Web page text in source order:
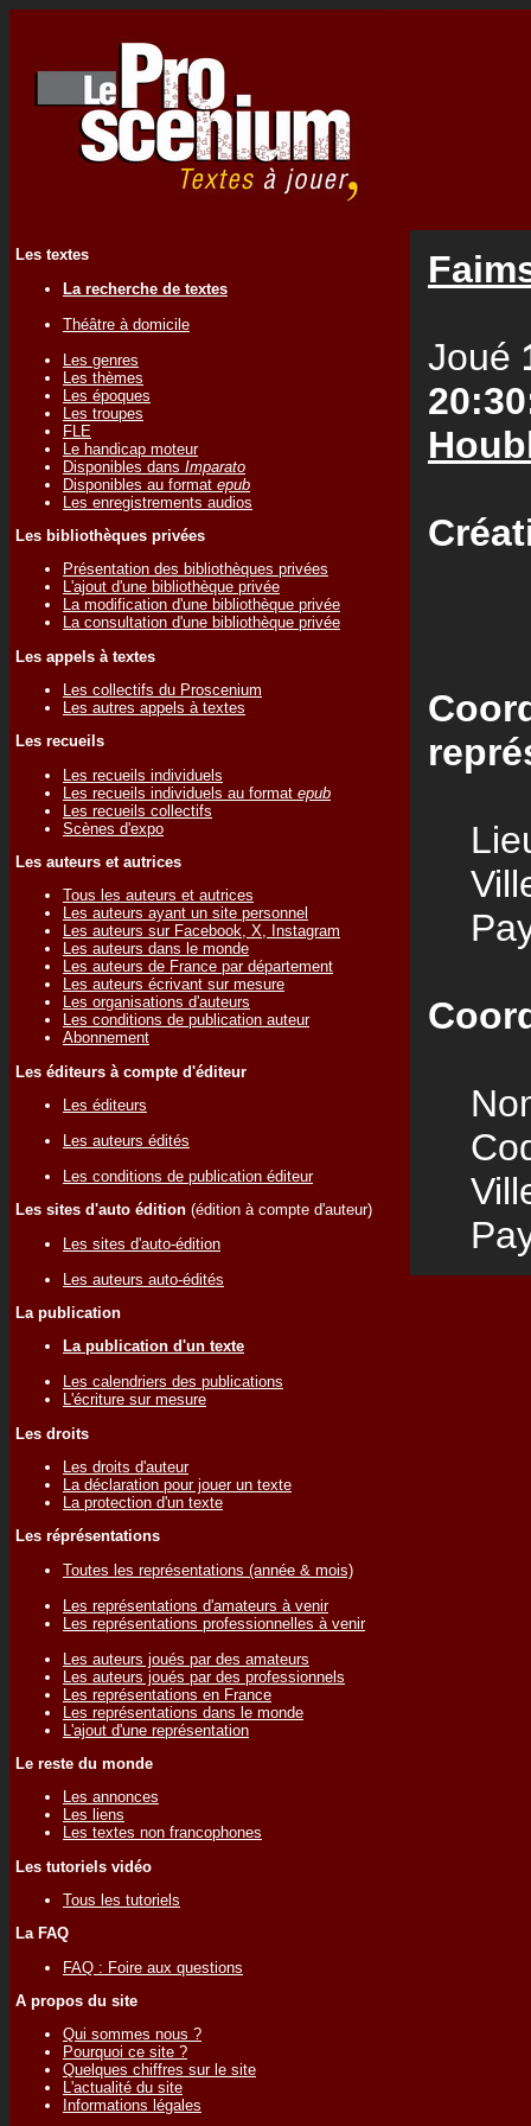
Les textes
La recherche de textes
Théâtre à domicile
Les genres
Les thèmes
Les époques
Les troupes
FLE
Le handicap moteur
Disponibles dans Imparato
Disponibles au format epub
Les enregistrements audios
Les bibliothèques privées
Présentation des bibliothèques privées
L'ajout d'une bibliothèque privée
La modification d'une bibliothèque privée
La consultation d'une bibliothèque privée
Les appels à textes
Les collectifs du Proscenium
Les autres appels à textes
Les recueils
Les recueils individuels
Les recueils individuels au format epub
Les recueils collectifs
Scènes d'expo
Les auteurs et autrices
Tous les auteurs et autrices
Les auteurs ayant un site personnel
Les auteurs sur Facebook, X, Instagram
Les auteurs dans le monde
Les auteurs de France par département
Les auteurs écrivant sur mesure
Les organisations d'auteurs
Les conditions de publication auteur
Abonnement
Les éditeurs à compte d'éditeur
Les éditeurs
Les auteurs édités
Les conditions de publication éditeur
Les sites d'auto édition (édition à compte d'auteur)
Les sites d'auto-édition
Les auteurs auto-édités
La publication
La publication d'un texte
Les calendriers des publications
L'écriture sur mesure
Les droits
Les droits d'auteur
La déclaration pour jouer un texte
La protection d'un texte
Les réprésentations
Toutes les représentations (année & mois)
Les représentations d'amateurs à venir
Les représentations professionnelles à venir
Les auteurs joués par des amateurs
Les auteurs joués par des professionnels
Les représentations en France
Les représentations dans le monde
L'ajout d'une représentation
Le reste du monde
Les annonces
Les liens
Les textes non francophones
Les tutoriels vidéo
Tous les tutoriels
La FAQ
FAQ : Foire aux questions
A propos du site
Qui sommes nous ?
Pourquoi ce site ?
Quelques chiffres sur le site
L'actualité du site
Informations légales
Joué